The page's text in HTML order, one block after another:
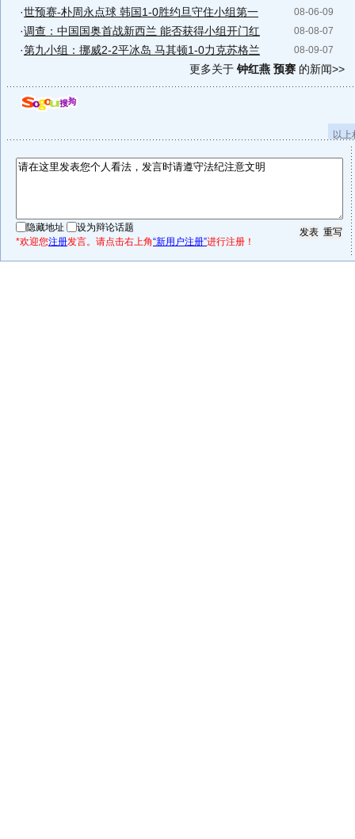
08-06-09
·世预赛-朴周永点球 韩国1-0胜约旦守住小组第一
08-08-07
·调查：中国国奥首战新西兰 能否获得小组开门红
08-09-07
·第九小组：挪威2-2平冰岛 马其顿1-0力克苏格兰
更多关于 钟红燕 预赛 的新闻>>
以
隐藏地址
设为辩论话题
*欢迎您注册发言。请点击右上角“新用户注册”进行注册！